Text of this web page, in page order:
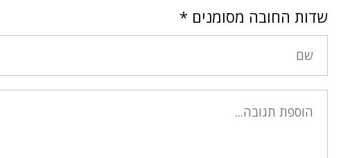
שדות החובה מסומנים *